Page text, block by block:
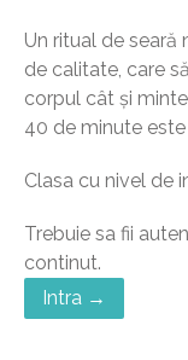
Un ritual de seară
de calitate, care
corpul cât și
40 de minute
Clasa cu nivel de
Trebuie sa fii
continut.
Intra →